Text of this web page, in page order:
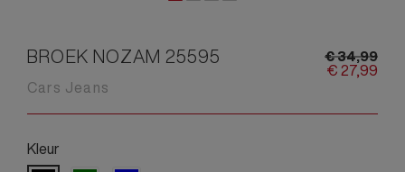
BROEK NOZAM 25595
Cars Jeans
€34,99
€27,99
Kleur